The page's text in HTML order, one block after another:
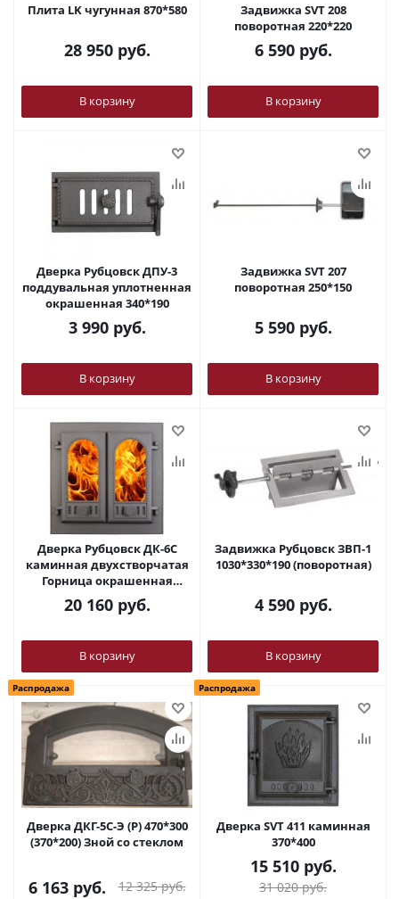
Плита LK чугунная 870*580
28 950руб.
В корзину
Задвижка SVT 208
поворотная 220*220
6 590руб.
В корзину
Дверка Рубцовск ДПУ-3
поддувальная уплотненная
окрашенная 340*190
3 990руб.
В корзину
Задвижка SVT 207
поворотная 250*150
5 590руб.
В корзину
Дверка Рубцовск ДК-6С
каминная двухстворчатая
Горница окрашенная
500*500
20 160руб.
В корзину
Задвижка Рубцовск ЗВП-1
1030*330*190 (поворотная)
4 590руб.
В корзину
Распродажа
Дверка ДКГ-5С-Э (Р) 470*300
(370*200) Зной со стеклом
6 163руб. 12 325руб.
Распродажа
Дверка SVT 411 каминная
370*400
15 510руб.
31 020руб.